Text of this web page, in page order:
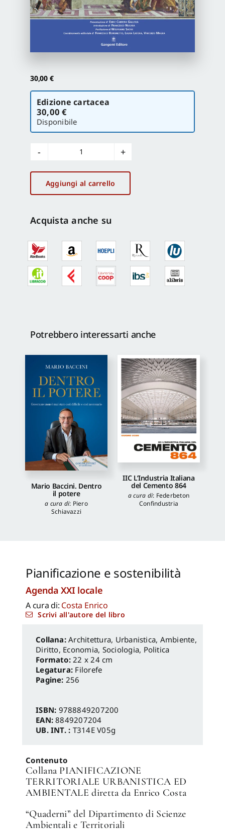
Proposte di pubblicazione
Newsletter
30,00 €
Scegli
versione
Edizione cartacea
30,00 €
Disponibile
Pianificazione
e
sostenibilità
quantità
Aggiungi al carrello
Acquista anche su
Potrebbero interessarti anche
Mario Baccini. Dentro
il potere
a cura di: Piero
Schiavazzi
IIC L’Industria Italiana
del Cemento 864
a cura di: Federbeton
Confindustria
Pianificazione e sostenibilità
Agenda XXI locale
A cura di: Costa Enrico
Scrivi all'autore del libro
Architettura, Urbanistica, Ambiente,
Diritto, Economia, Sociologia, Politica
Formato: 22 x 24 cm
Legatura: Filorefe
Pagine: 256
ISBN: 9788849207200
EAN:8849207204
UB. INT. : T314E V05g
Contenuto
Collana PIANIFICAZIONE
TERRITORIALE URBANISTICA ED
AMBIENTALE diretta da Enrico Costa
“Quaderni” del Dipartimento di Scienze
Ambientali e Territoriali